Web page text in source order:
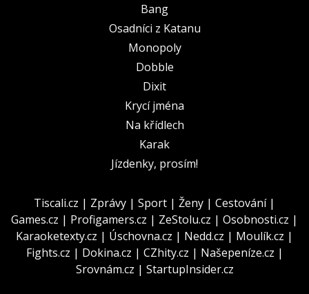
Bang
Osadníci z Katanu
Monopoly
Dobble
Dixit
Krycí jména
Na křídlech
Karak
Jízdenky, prosím!
Tiscali.cz | Zprávy | Sport | Ženy | Cestování|
Games.cz | Profigamers.cz | ZeStolu.cz | Osobnosti.cz |
Karaoketexty.cz | Úschovna.cz | Nedd.cz | Moulík.cz |
Fights.cz | Dokina.cz | CZhity.cz | Našepeníze.cz |
Srovnám.cz | StartupInsider.cz